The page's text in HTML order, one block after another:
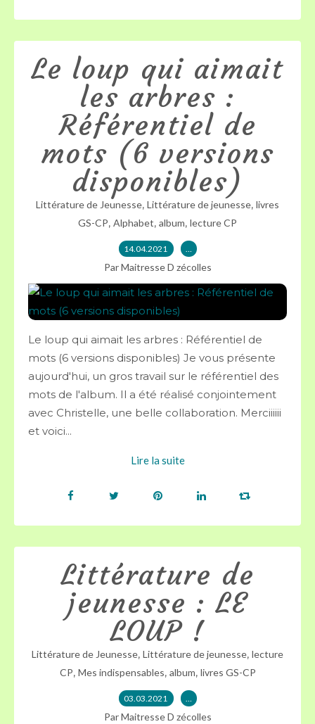
Le loup qui aimait
les arbres :
Référentiel de
mots (6 versions
disponibles)
Littérature de Jeunesse, Littérature de jeunesse, livres
GS-CP, Alphabet, album, lecture CP
14.04.2021 …
Par Maitresse D zécolles
Le loup qui aimait les arbres : Référentiel de
mots (6 versions disponibles) Je vous présente
aujourd'hui, un gros travail sur le référentiel des
mots de l'album. Il a été réalisé conjointement
avec Christelle, une belle collaboration. Merciiiiii
et voici...
Lire la suite
Littérature de
jeunesse : LE
LOUP !
Littérature de Jeunesse, Littérature de jeunesse, lecture
CP, Mes indispensables, album, livres GS-CP
03.03.2021 …
Par Maitresse D zécolles